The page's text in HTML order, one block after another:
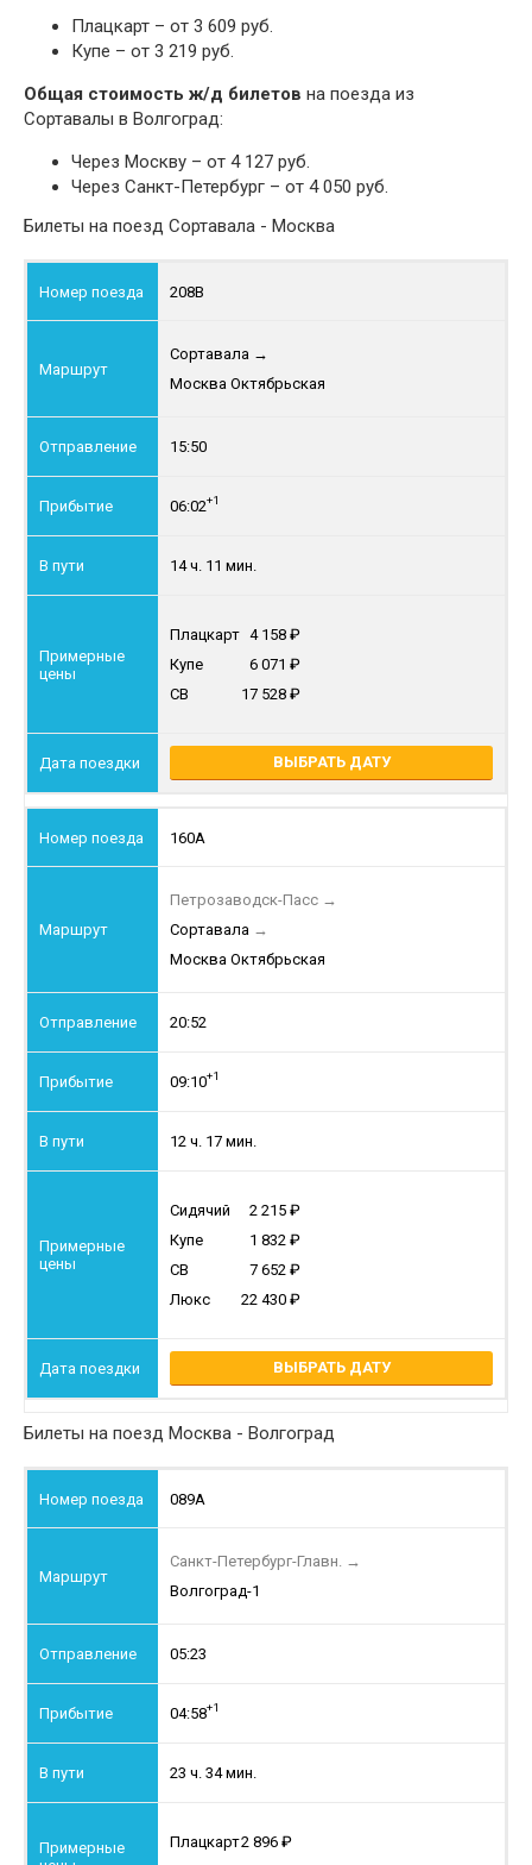
Плацкарт – от 3 609 руб.
Купе – от 3 219 руб.
Общая стоимость ж/д билетов на поезда из
Сортавалы в Волгоград:
Через Москву – от 4 127 руб.
Через Санкт-Петербург – от 4 050 руб.
Билеты на поезд Сортавала - Москва
208В
Сортавала →
Москва Октябрьская
15:50
06:02+1
14 ч. 11 мин.
Плацкарт 4 158
Купе
6 071
СВ
17 528
ВЫБРАТЬ ДАТУ
160А
Петрозаводск-Пасс →
Сортавала →
Москва Октябрьская
20:52
09:10+1
12 ч. 17 мин.
Сидячий
2 215
Купе
1 832
СВ
7 652
Люкс
22 430
ВЫБРАТЬ ДАТУ
Билеты на поезд Москва - Волгоград
089А
Санкт-Петербург-Главн. →
Волгоград-1
05:23
04:58+1
23 ч. 34 мин.
Плацкарт2 896